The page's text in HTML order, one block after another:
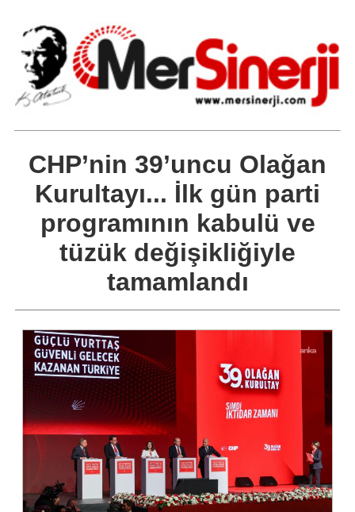
CHP’nin 39’uncu Olağan
Kurultayı... İlk gün parti
programının kabulü ve
tüzük değişikliğiyle
tamamlandı